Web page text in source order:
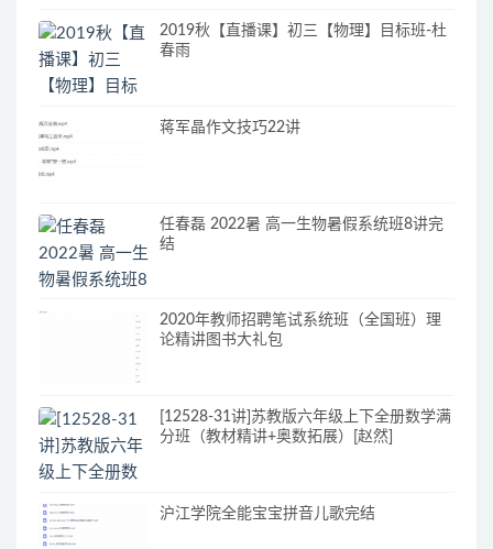
2019秋【直播课】初三【物理】目标班-杜
春雨
蒋军晶作文技巧22讲
任春磊 2022暑 高一生物暑假系统班8讲完
结
2020年教师招聘笔试系统班（全国班）理
论精讲图书大礼包
[12528-31讲]苏教版六年级上下全册数学满
分班（教材精讲+奥数拓展）[赵然]
沪江学院全能宝宝拼音儿歌完结